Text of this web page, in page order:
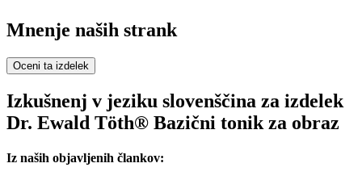
Mnenje naših strank
Oceni ta izdelek
Izkušnenj v jeziku slovenščina za izdelek
Dr. Ewald Töth® Bazični tonik za obraz
Iz naših objavljenih člankov: